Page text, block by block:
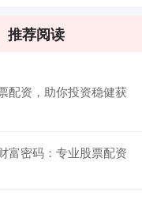
推荐阅读
配资，助你投资稳健获
富密码：专业股票配资